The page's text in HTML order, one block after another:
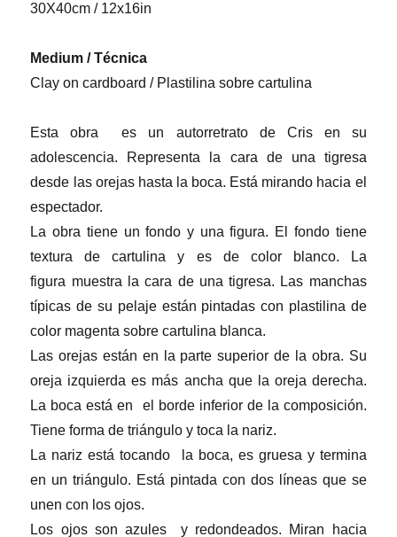
30X40cm / 12x16in
Medium / Técnica
Clay on cardboard / Plastilina sobre cartulina
Esta obra es un autorretrato de Cris en su
adolescencia. Representa la cara de una tigresa
desde las orejas hasta la boca. Está mirando hacia el
espectador.
La obra tiene un fondo y una figura. El fondo tiene
textura de cartulina y es de color blanco. La
figura muestra la cara de una tigresa. Las manchas
típicas de su pelaje están pintadas con plastilina de
color magenta sobre cartulina blanca.
Las orejas están en la parte superior de la obra. Su
oreja izquierda es más ancha que la oreja derecha.
La boca está en el borde inferior de la composición.
Tiene forma de triángulo y toca la nariz.
La nariz está tocando la boca, es gruesa y termina
en un triángulo. Está pintada con dos líneas que se
unen con los ojos.
Los ojos son azules y redondeados. Miran hacia